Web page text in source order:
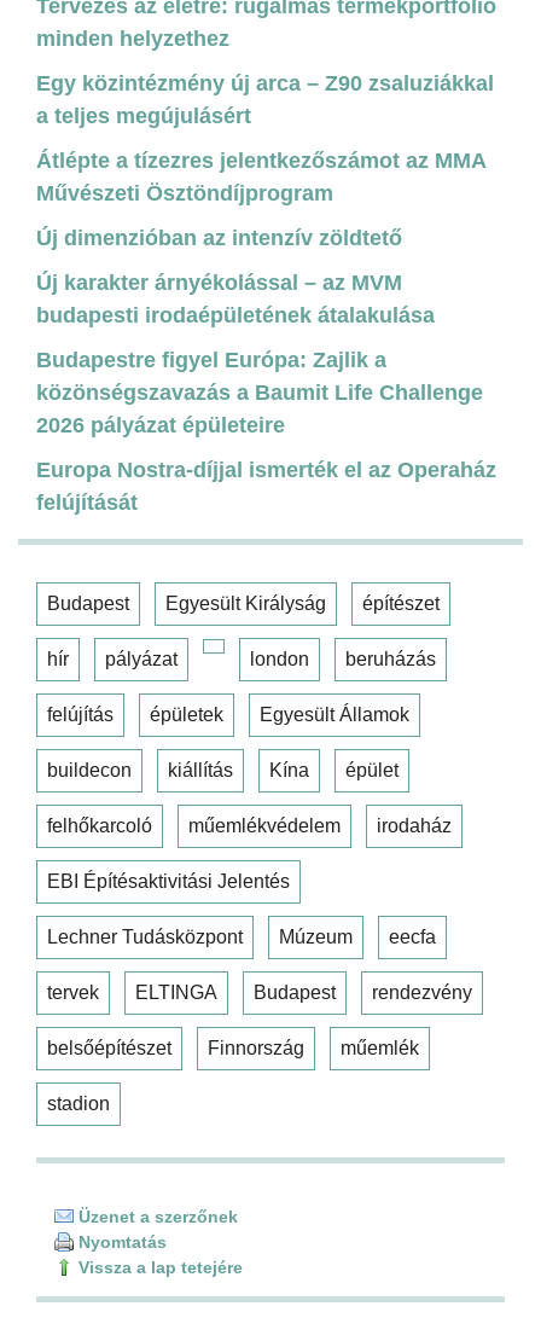
Tervezés az életre: rugalmas termékportfólió
minden helyzethez
Egy közintézmény új arca – Z90 zsaluziákkal
a teljes megújulásért
Átlépte a tízezres jelentkezőszámot az MMA
Művészeti Ösztöndíjprogram
Új dimenzióban az intenzív zöldtető
Új karakter árnyékolással – az MVM
budapesti irodaépületének átalakulása
Budapestre figyel Európa: Zajlik a
közönségszavazás a Baumit Life Challenge
2026 pályázat épületeire
Europa Nostra-díjjal ismerték el az Operaház
felújítását
Budapest Egyesült Királyság építészet
hír pályázat london beruházás
felújítás épületek Egyesült Államok
buildecon kiállítás Kína épület
felhőkarcoló műemlékvédelem irodaház
EBI Építésaktivitási Jelentés
Lechner Tudásközpont Múzeum eecfa
tervek ELTINGA Budapest rendezvény
belsőépítészet Finnország műemlék
stadion
Üzenet a szerzőnek
Nyomtatás
Vissza a lap tetejére